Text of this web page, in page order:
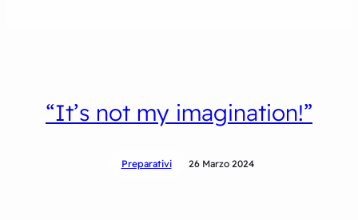
“It’s not my imagination!”
Preparativi 26 Marzo 2024